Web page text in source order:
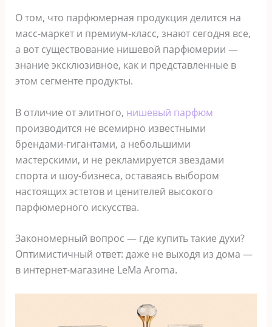
О том, что парфюмерная продукция делится на
масс-маркет и премиум-класс, знают сегодня все,
а вот существование нишевой парфюмерии —
знание эксклюзивное, как и представленные в
этом сегменте продукты.
В отличие от элитного, нишевый парфюм
производится не всемирно известными
брендами-гигантами, а небольшими
мастерскими, и не рекламируется звездами
спорта и шоу-бизнеса, оставаясь выбором
настоящих эстетов и ценителей высокого
парфюмерного искусства.
Закономерный вопрос — где купить такие духи?
Оптимистичный ответ: даже не выходя из дома —
в интернет-магазине LeMa Aroma.